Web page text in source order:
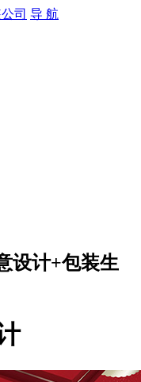
导 航
设计+包装生